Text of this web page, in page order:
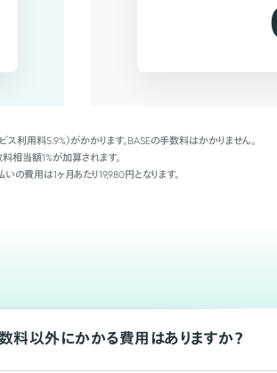
利用料5.9%）がかかります。BASEの手数料はかかりません。
相当額1%が加算されます。
の費用は1ヶ月あたり19,980円となります。
料以外にかかる費用はありますか？